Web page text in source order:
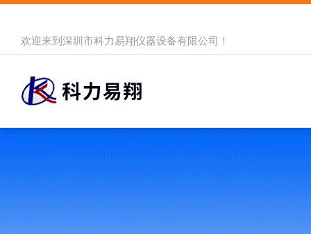
欢迎来到 深圳市科力易翔仪器设备有限公司 ！